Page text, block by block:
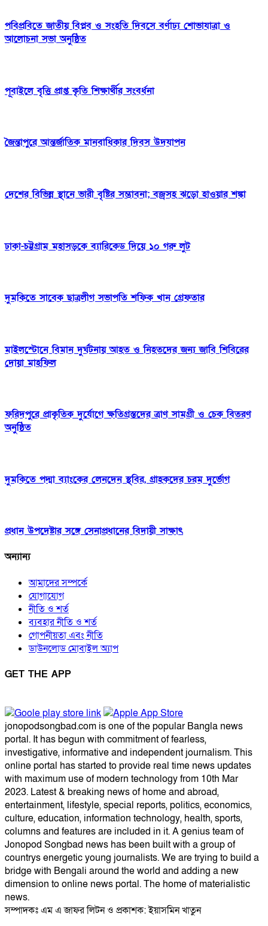
পবিপ্রবিতে জাতীয় বিপ্লব ও সংহতি দিবসে বর্ণাঢ্য শোভাযাত্রা ও
আলোচনা সভা অনুষ্ঠিত
পূবাইলে বৃত্তি প্রাপ্ত কৃতি শিক্ষার্থীর সংবর্ধনা
জৈন্তাপুরে আন্তর্জাতিক মানবাধিকার দিবস উদযাপন
দেশের বিভিন্ন স্থানে ভারী বৃষ্টির সম্ভাবনা; বজ্রসহ ঝড়ো হাওয়ার শঙ্কা
ঢাকা-চট্টগ্রাম মহাসড়কে ব্যারিকেড দিয়ে ১০ গরু লুট
দুমকিতে সাবেক ছাত্রলীগ সভাপতি শফিক খান গ্রেফতার
মাইলস্টোনে বিমান দুর্ঘটনায় আহত ও নিহতদের জন্য জাবি শিবিরের
দোয়া মাহফিল
ফরিদপুরে প্রাকৃতিক দুর্যোগে ক্ষতিগ্রস্তদের ত্রাণ সামগ্রী ও চেক বিতরণ
অনুষ্ঠিত
দুমকিতে পদ্মা ব্যাংকের লেনদেন স্থবির, গ্রাহকদের চরম দুর্ভোগ
প্রধান উপদেষ্টার সঙ্গে সেনাপ্রধানের বিদায়ী সাক্ষাৎ
অন্যান্য
আমাদের সম্পর্কে
যোগাযোগ
নীতি ও শর্ত
ব্যবহার নীতি ও শর্ত
গোপনীয়তা এবং নীতি
ডাউনলোড মোবাইল অ্যাপ
GET THE APP
jonopodsongbad.com is one of the popular Bangla news
portal. It has begun with commitment of fearless,
investigative, informative and independent journalism. This
online portal has started to provide real time news updates
with maximum use of modern technology from 10th Mar
2023. Latest & breaking news of home and abroad,
entertainment, lifestyle, special reports, politics, economics,
culture, education, information technology, health, sports,
columns and features are included in it. A genius team of
Jonopod Songbad news has been built with a group of
countrys energetic young journalists. We are trying to build a
bridge with Bengali around the world and adding a new
dimension to online news portal. The home of materialistic
news.
সম্পাদকঃ এম এ জাফর লিটন ও প্রকাশক: ইয়াসমিন খাতুন